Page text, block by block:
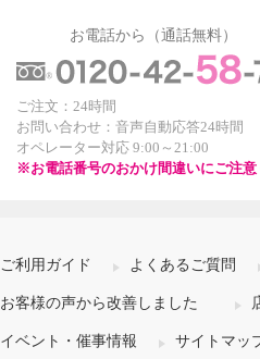
お電話から（通話無料）
ご注文：24時間
お問い合わせ：音声自動応答24時間
オペレーター対応 9:00～21:00
※お電話番号のおかけ間違いにご注意
ご利用ガイド よくあるご質問
お客様の声から改善しました
イベント・催事情報 サイトマッ